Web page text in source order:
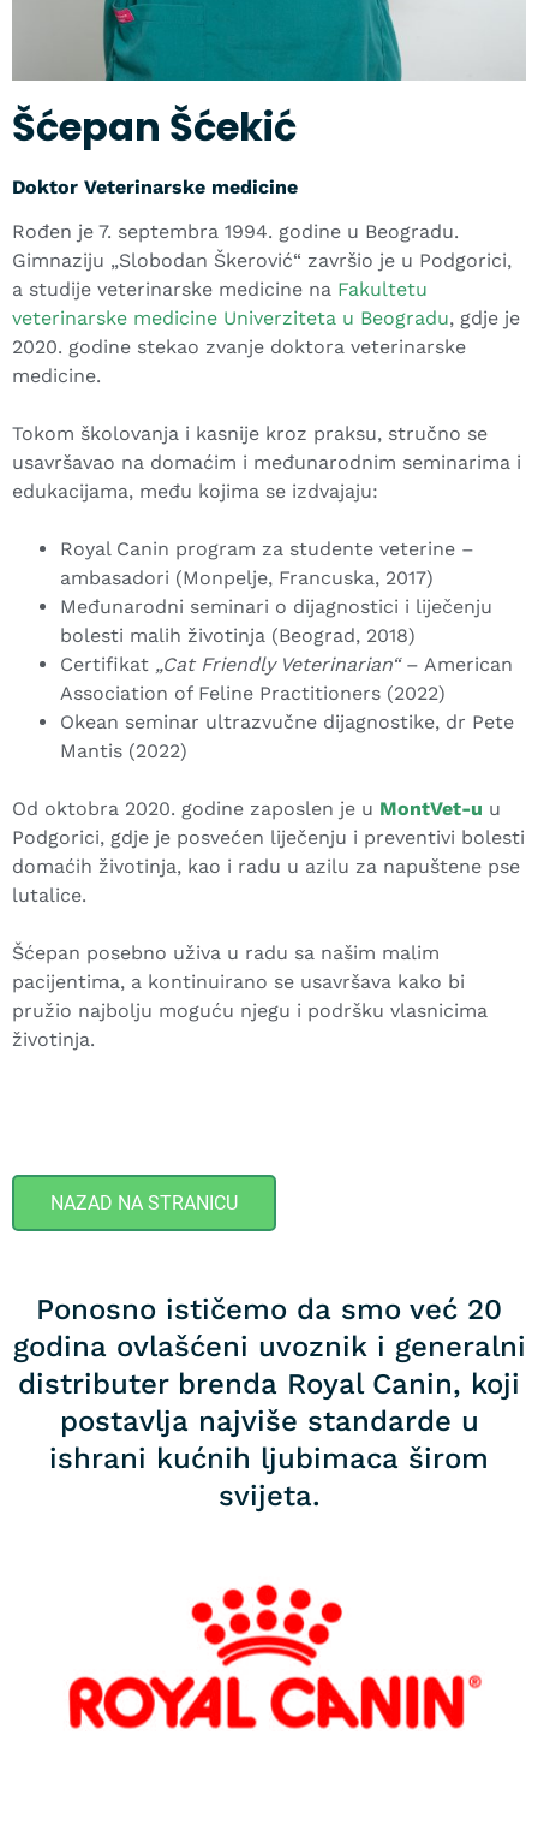
Šćepan Šćekić
Doktor Veterinarske medicine
Rođen je 7. septembra 1994. godine u Beogradu.
Gimnaziju „Slobodan Škerović“ završio je u Podgorici,
a studije veterinarske medicine na Fakultetu
veterinarske medicine Univerziteta u Beogradu, gdje je
2020. godine stekao zvanje doktora veterinarske
medicine.
Tokom školovanja i kasnije kroz praksu, stručno se
usavršavao na domaćim i međunarodnim seminarima i
edukacijama, među kojima se izdvajaju:
Royal Canin program za studente veterine –
ambasadori (Monpelje, Francuska, 2017)
Međunarodni seminari o dijagnostici i liječenju
bolesti malih životinja (Beograd, 2018)
Certifikat „Cat Friendly Veterinarian“– American
Association of Feline Practitioners (2022)
Okean seminar ultrazvučne dijagnostike, dr Pete
Mantis (2022)
Od oktobra 2020. godine zaposlen je u MontVet-u u
Podgorici, gdje je posvećen liječenju i preventivi bolesti
domaćih životinja, kao i radu u azilu za napuštene pse
lutalice.
Šćepan posebno uživa u radu sa našim malim
pacijentima, a kontinuirano se usavršava kako bi
pružio najbolju moguću njegu i podršku vlasnicima
životinja.
NAZAD NA STRANICU
Ponosno ističemo da smo već 20
godina ovlašćeni uvoznik i generalni
distributer brenda Royal Canin, koji
postavlja najviše standarde u
ishrani kućnih ljubimaca širom
svijeta.